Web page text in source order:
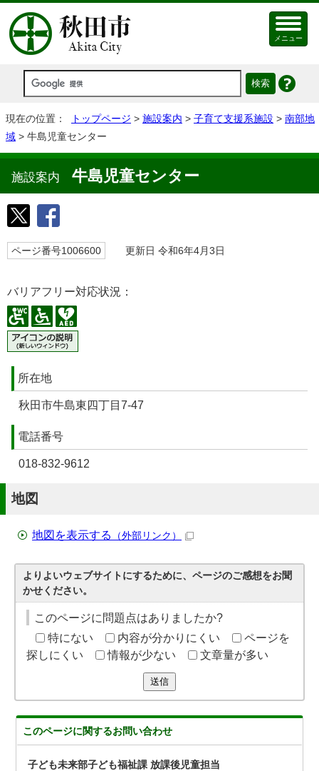
メニュー
現在の位置： トップページ > 施設案内 > 子育て支援系施設 > 南部地
域 > 牛島児童センター
施設案内 牛島児童センター
ページ番号1006600 更新日 令和6年4月3日
バリアフリー対応状況：
所在地
秋田市牛島東四丁目7-47
電話番号
018-832-9612
地図
地図を表示する （外部リンク）
よりよいウェブサイトにするために、ページのご感想をお聞
かせください。
このページに問題点はありましたか?
特にない
内容が分かりにくい
ページを
探しにくい
情報が少ない 文章量が多い
送信
このページに関するお問い合わせ
子ども未来部子ども福祉課 放課後児童担当